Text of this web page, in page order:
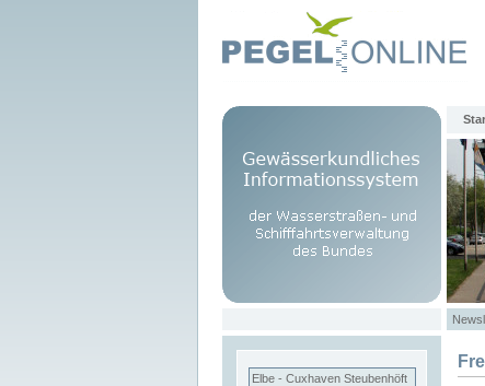
Elbe - Cuxhaven Steubenhöft